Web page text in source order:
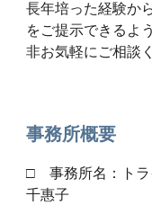
長年培った経験から
をご提示できるよ
非お気軽にご相談
事務所概要
□事務所名：ト
千惠子